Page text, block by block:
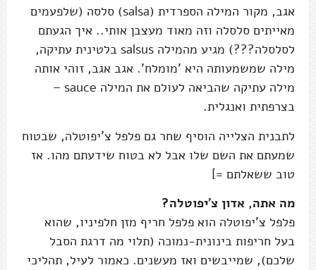
אגב, מקור המילה הספרדית (salsa) סלסה (שלפעמים
מאייתים סלסלה וזה מאוד מעצבן אותי.. איך הגעתם
לסלסלה???) מגיע מהמילה salsus בלטינית עתיקה,
מילה שמשמעותה היא 'מומלח'. אגב אגב, זוהי אותה
מילה עתיקה שהביאה לעולם את המילה sauce –
בצרפתית ואנגלית.
לתבנית הצלייה הוסיף שחר גם פלפל צ'יפוטלה, שבטוח
שמעתם את השם שלו אבל לא בטוח שידעתם מהו. אז
טוב ששאלתם =]
מה אתה, אדון צ'יפוטלה?
פלפל צ'יפוטלה הוא פלפל חריף מזן חלפיניו, שהוא
בעל חריפות בינונית-נמוכה (תלוי מה דרגת הסבל
שלכם), שמייבשים ואז מעשנים. כאמור לעיל, תהליכי